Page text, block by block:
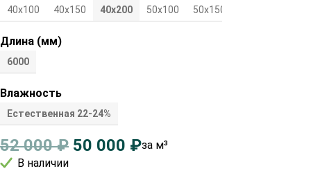
40х100 40х150 40х200 50х100 50х150
Длина (мм)
6000
Влажность
Естественная 22-24%
52 000₽ 50 000 ₽за м³
В наличии